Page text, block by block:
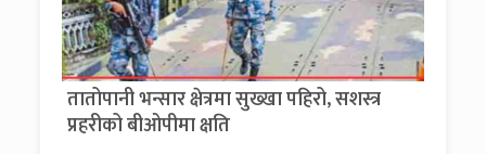
तातोपानी भन्सार क्षेत्रमा सुख्खा पहिरो, सशस्त्र
प्रहरीको बीओपीमा क्षति